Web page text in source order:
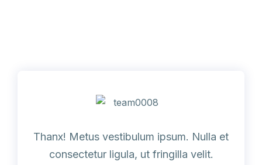
Thanx! Metus vestibulum ipsum. Nulla et
consectetur ligula, ut fringilla velit.